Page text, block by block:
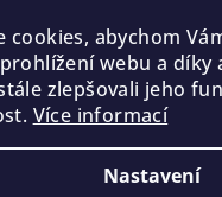
cookies, abychom
webu a díky
zlepšovali jeho
Více informací
Nastavení